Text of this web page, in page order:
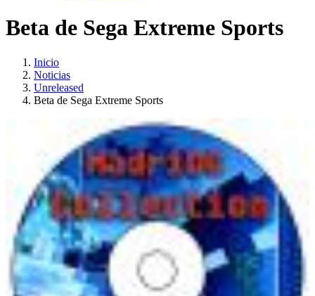
Beta de Sega Extreme Sports
Inicio
Noticias
Unreleased
Beta de Sega Extreme Sports